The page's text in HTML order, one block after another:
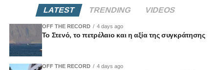
LATEST TRENDING VIDEOS
OFF THE RECORD 4 days ago
Το Στενό, το πετρέλαιο και η αξία της συγκράτησης
OFF THE RECORD 4 days ago